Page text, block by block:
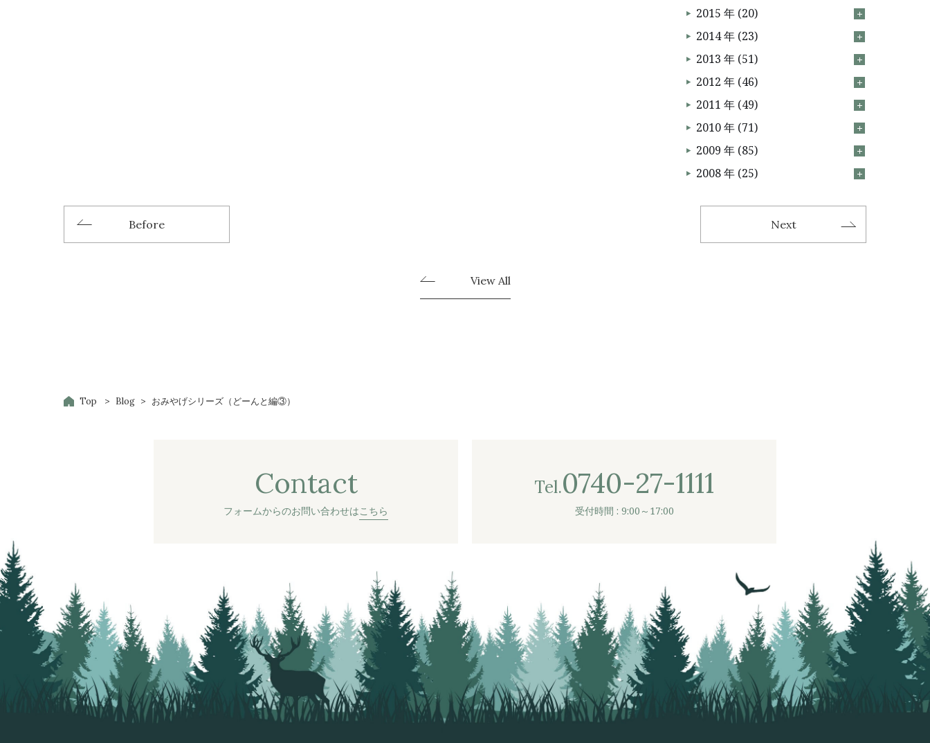
2015 年 (20)
2014 年 (23)
2013 年 (51)
2012 年 (46)
2011 年 (49)
2010 年 (71)
2009 年 (85)
2008 年 (25)
Before Next
View All
Top Blog おみやげシリーズ（どーんと編③）
Contact
フォームからのお問い合わせはこちら
Tel.0740-27-1111
受付時間 : 9:00～17:00